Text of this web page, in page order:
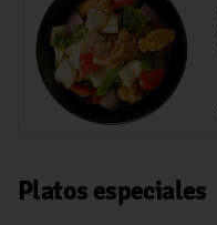
Platos especiales